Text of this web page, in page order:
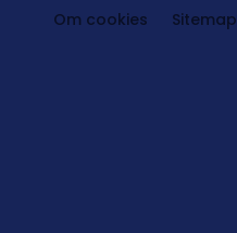
Om cookies
Sitemap